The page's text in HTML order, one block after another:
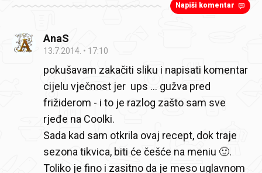
Napiši komentar
AnaS
13.7.2014. 17:10
pokušavam zakačiti sliku i napisati komentar
cijelu vječnost jer ups ... gužva pred
frižiderom - i to je razlog zašto sam sve
rjeđe na Coolki.
Sada kad sam otkrila ovaj recept, dok traje
sezona tikvica, biti će češće na meniu 🙂.
Toliko je fino i zasitno da je meso uglavnom